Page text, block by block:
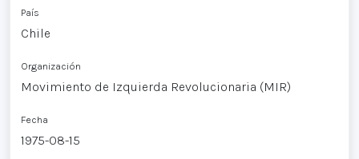
País
Chile
Organización
Movimiento de Izquierda Revolucionaria (MIR)
Fecha
1975-08-15